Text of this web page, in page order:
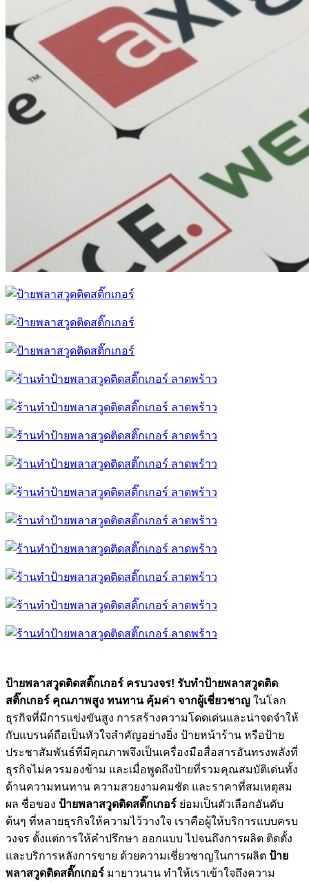
ป้ายพลาสวูดติดสติ๊กเกอร์ ครบวงจร! รับทำป้ายพลาสวูดติด
สติ๊กเกอร์ คุณภาพสูง ทนทาน คุ้มค่า จากผู้เชี่ยวชาญ ในโลก
ธุรกิจที่มีการแข่งขันสูง การสร้างความโดดเด่นและน่าจดจำให้
กับแบรนด์ถือเป็นหัวใจสำคัญอย่างยิ่ง ป้ายหน้าร้าน หรือป้าย
ประชาสัมพันธ์ที่มีคุณภาพจึงเป็นเครื่องมือสื่อสารอันทรงพลังที่
ธุรกิจไม่ควรมองข้าม และเมื่อพูดถึงป้ายที่รวมคุณสมบัติเด่นทั้ง
ด้านความทนทาน ความสวยงามคมชัด และราคาที่สมเหตุสม
ผล ชื่อของ ป้ายพลาสวูดติดสติ๊กเกอร์ ย่อมเป็นตัวเลือกอันดับ
ต้นๆ ที่หลายธุรกิจให้ความไว้วางใจ เราคือผู้ให้บริการแบบครบ
วงจร ตั้งแต่การให้คำปรึกษา ออกแบบ ไปจนถึงการผลิต ติดตั้ง
และบริการหลังการขาย ด้วยความเชี่ยวชาญในการผลิต ป้าย
พลาสวูดติดสติ๊กเกอร์ มายาวนาน ทำให้เราเข้าใจถึงความ